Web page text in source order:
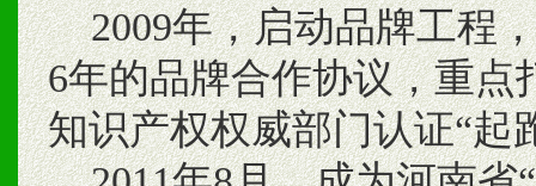
2009年，启动品牌工程
6年的品牌合作协议，重点
知识产权权威部门认证“起